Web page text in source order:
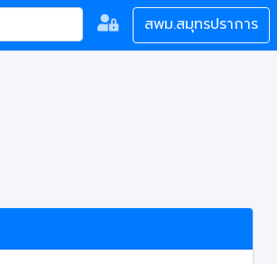
สพม.สมุทรปราการ